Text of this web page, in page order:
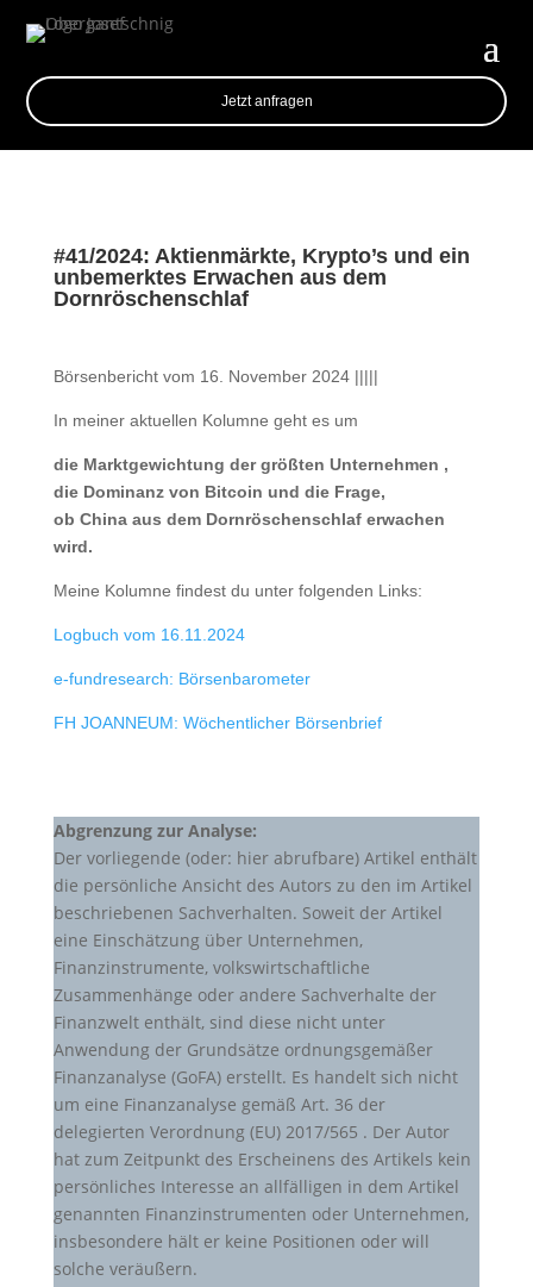
Jetzt anfragen
#41/2024: Aktienmärkte, Krypto’s und ein
unbemerktes Erwachen aus dem
Dornröschenschlaf
Börsenbericht vom 16. November 2024 |||||
In meiner aktuellen Kolumne geht es um
die Marktgewichtung der größten Unternehmen ,
die Dominanz von Bitcoin und die Frage,
ob China aus dem Dornröschenschlaf erwachen
wird.
Meine Kolumne findest du unter folgenden Links:
Logbuch vom 16.11.2024
e-fundresearch: Börsenbarometer
FH JOANNEUM: Wöchentlicher Börsenbrief
Abgrenzung zur Analyse:
Der vorliegende (oder: hier abrufbare) Artikel enthält
die persönliche Ansicht des Autors zu den im Artikel
beschriebenen Sachverhalten. Soweit der Artikel
eine Einschätzung über Unternehmen,
Finanzinstrumente, volkswirtschaftliche
Zusammenhänge oder andere Sachverhalte der
Finanzwelt enthält, sind diese nicht unter
Anwendung der Grundsätze ordnungsgemäßer
Finanzanalyse (GoFA) erstellt. Es handelt sich nicht
um eine Finanzanalyse gemäß Art. 36 der
delegierten Verordnung (EU) 2017/565 . Der Autor
hat zum Zeitpunkt des Erscheinens des Artikels kein
persönliches Interesse an allfälligen in dem Artikel
genannten Finanzinstrumenten oder Unternehmen,
insbesondere hält er keine Positionen oder will
solche veräußern.